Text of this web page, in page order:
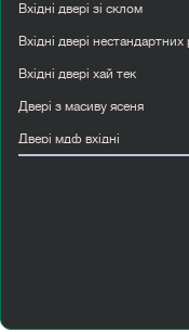
Вхідні двері зі склом
Вхідні двері нестандартних
Вхідні двері хай тек
Двері з масиву ясеня
Двері мдф вхідні